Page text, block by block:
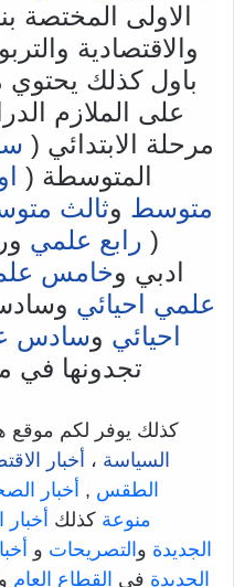
الاولى المختصة
والاقتصادية
باول كذلك يحتوي
على الملازم
مرحلة الابتدائي (
المتوسطة (
متوسط وثالث
( رابع علمي
ادبي وخامس
علمي احيائي
احيائي وسادس
تجدونها في
كذلك يوفر لكم موقع
السياسة ، أخبار
الطقس , أخبار
منوعة كذلك
الجديدة و التصريحات و
الجديدة في القطاع العام و